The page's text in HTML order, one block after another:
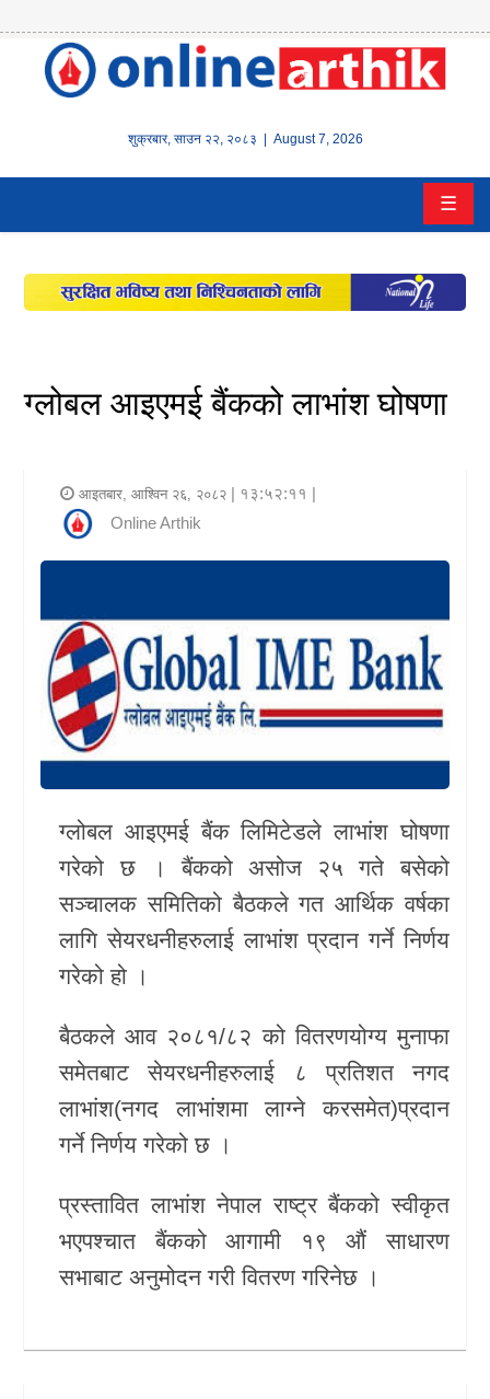
शुक्रबार, साउन २२, २०८३ | August 7, 2026
होम
वित्त
इन्स्योरेन्स
पूँजीबजार
शैली
भिडियो
अन्य
समाचार
प्रविधि
शिक्षा
स्वास्थ्य
खेलकुद
Unicode
☰
ग्लोबल आइएमई बैंकको लाभांश घोषणा
आइतबार, आश्विन २६, २०८२ | १३:५२:११ |
Online Arthik
ग्लोबल आइएमई बैंक लिमिटेडले लाभांश घोषणा
गरेको छ । बैंकको असोज २५ गते बसेको
सञ्चालक समितिको बैठकले गत आर्थिक वर्षका
लागि सेयरधनीहरुलाई लाभांश प्रदान गर्ने निर्णय
गरेको हो ।
बैठकले आव २०८१/८२ को वितरणयोग्य मुनाफा
समेतबाट सेयरधनीहरुलाई ८ प्रतिशत नगद
लाभांश(नगद लाभांशमा लाग्ने करसमेत)प्रदान
गर्ने निर्णय गरेको छ ।
प्रस्तावित लाभांश नेपाल राष्ट्र बैंकको स्वीकृत
भएपश्चात बैंकको आगामी १९ औं साधारण
सभाबाट अनुमोदन गरी वितरण गरिनेछ ।